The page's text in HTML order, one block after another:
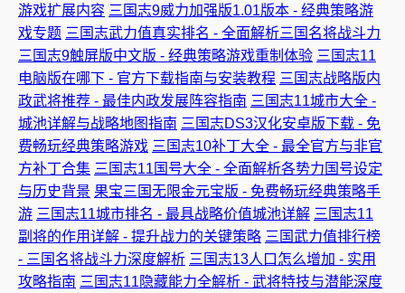
游戏扩展内容 三国志9威力加强版1.01版本 - 经典策略游
戏专题 三国志武力值真实排名 - 全面解析三国名将战斗力
三国志9触屏版中文版 - 经典策略游戏重制体验 三国志11
电脑版在哪下 - 官方下载指南与安装教程 三国志战略版内
政武将推荐 - 最佳内政发展阵容指南 三国志11城市大全 -
城池详解与战略地图指南 三国志DS3汉化安卓版下载 - 免
费畅玩经典策略游戏 三国志10补丁大全 - 最全官方与非官
方补丁合集 三国志11国号大全 - 全面解析各势力国号设定
与历史背景 果宝三国无限金元宝版 - 免费畅玩经典策略手
游 三国志11城市排名 - 最具战略价值城池详解 三国志11
副将的作用详解 - 提升战力的关键策略 三国武力值排行榜
- 三国名将战斗力深度解析 三国志13人口怎么增加 - 实用
攻略指南 三国志11隐藏能力全解析 - 武将特技与潜能深度